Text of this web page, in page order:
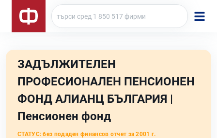
ЗАДЪЛЖИТЕЛЕН
ПРОФЕСИОНАЛЕН ПЕНСИОНЕН
ФОНД АЛИАНЦ БЪЛГАРИЯ |
Пенсионен фонд
СТАТУС: без подаден финансов отчет за 2001 г.